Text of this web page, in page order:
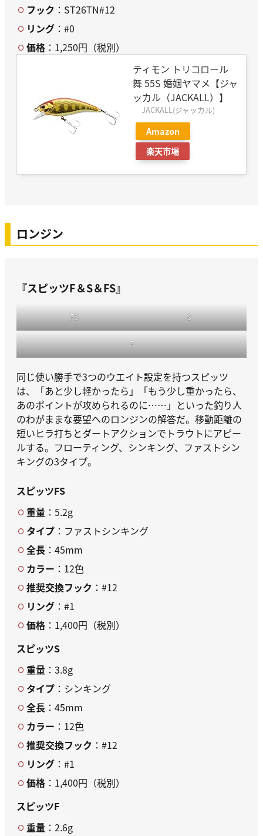
フック ：ST26TN#12
リング ：#0
価格 ：1,250円（税別）
ティモン トリコロール
舞 55S 婚姻ヤマメ【ジャ
ッカル（JACKALL）】
JACKALL(ジャッカル)
Amazon
楽天市場
ロンジン
『スピッツF＆S＆FS』
FS S
F
同じ使い勝手で3つのウエイト設定を持つスピッツ
は、「あと少し軽かったら」「もう少し重かったら、
あのポイントが攻められるのに……」といった釣り人
のわがままな要望へのロンジンの解答だ。移動距離の
短いヒラ打ちとダートアクションでトラウトにアピー
ルする。フローティング、シンキング、ファストシン
キングの3タイプ。
スピッツFS
重量 ：5.2g
タイプ ：ファストシンキング
全長 ：45mm
カラー ：12色
推奨交換フック ：#12
リング ：#1
価格 ：1,400円（税別）
スピッツS
重量 ：3.8g
タイプ ：シンキング
全長 ：45mm
カラー ：12色
推奨交換フック ：#12
リング ：#1
価格 ：1,400円（税別）
スピッツF
重量 ：2.6g